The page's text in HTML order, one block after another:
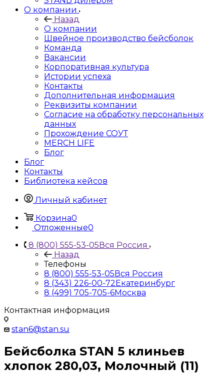
О компании
Назад
О компании
Швейное производство бейсболок
Команда
Вакансии
Корпоративная культура
Истории успеха
Контакты
Дополнительная информация
Реквизиты компании
Согласие на обработку персональных
данных
Прохождение СОУТ
MERCH LIFE
Блог
Блог
Контакты
Библиотека кейсов
Личный кабинет
Корзина0
Отложенные0
8 (800) 555-53-05Вся Россия
Назад
Телефоны
8 (800) 555-53-05Вся Россия
8 (343) 226-00-72Екатеринбург
8 (499) 705-705-6Москва
Контактная информация
stan6@stan.su
Бейсболка STAN 5 клиньев
хлопок 280,03, Молочный (11)